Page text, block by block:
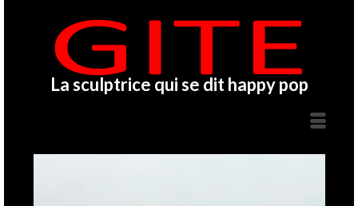
La sculptrice qui se dit happy pop